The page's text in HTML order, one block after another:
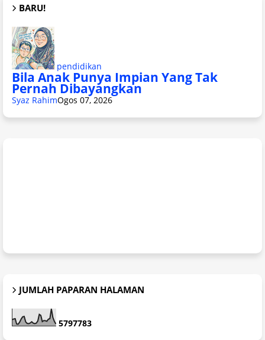
BARU!
pendidikan
Bila Anak Punya Impian Yang Tak
Pernah Dibayangkan
Syaz RahimOgos 07, 2026
JUMLAH PAPARAN HALAMAN
5797783